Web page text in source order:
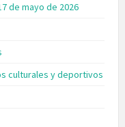
de mayo de 2026
culturales y deportivos